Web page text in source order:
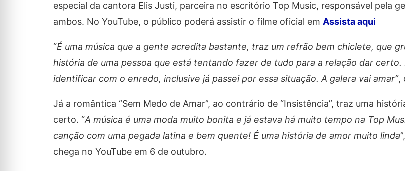
especial da cantora Elis Justi, parceira no escritório Top Music, responsável pela
ambos. No YouTube, o público poderá assistir o filme oficial em Assista aqui
“É uma música que a gente acredita bastante, traz um refrão bem chiclete, que
história de uma pessoa que está tentando fazer de tudo para a relação dar certo.
identificar com o enredo, inclusive já passei por essa situação. A galera vai amar”,
Já a romântica “Sem Medo de Amar”, ao contrário de “Insistência”, traz uma
certo. “A música é uma moda muito bonita e já estava há muito tempo na Top
canção com uma pegada latina e bem quente! É uma história de amor muito linda
chega no YouTube em 6 de outubro.